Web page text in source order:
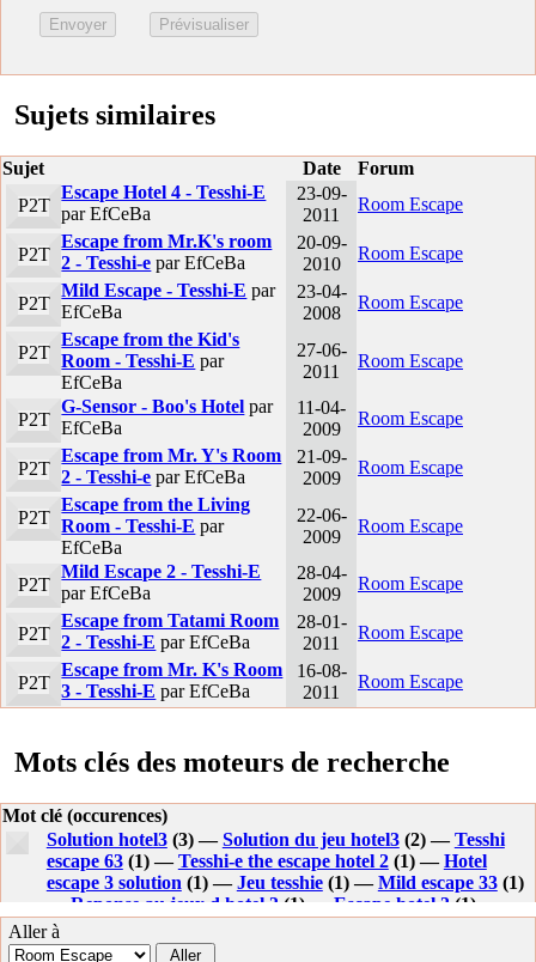
Sujets similaires
Sujet Date
Forum
P2T
Escape Hotel 4 - Tesshi-E
par EfCeBa
23-09-
2011
Room Escape
P2T
Escape from Mr.K's room
2 - Tesshi-e par EfCeBa
20-09-
2010
Room Escape
P2T
Mild Escape - Tesshi-E par
EfCeBa
23-04-
2008
Room Escape
P2T
Escape from the Kid's
Room - Tesshi-E par
EfCeBa
27-06-
2011
Room Escape
P2T
G-Sensor - Boo's Hotel par
EfCeBa
11-04-
2009
Room Escape
P2T
Escape from Mr. Y's Room
2 - Tesshi-e par EfCeBa
21-09-
2009
Room Escape
P2T
Escape from the Living
Room - Tesshi-E par
EfCeBa
22-06-
2009
Room Escape
P2T
Mild Escape 2 - Tesshi-E
par EfCeBa
28-04-
2009
Room Escape
P2T
Escape from Tatami Room
2 - Tesshi-E par EfCeBa
28-01-
2011
Room Escape
P2T
Escape from Mr. K's Room
3 - Tesshi-E par EfCeBa
16-08-
2011
Room Escape
Mots clés des moteurs de recherche
Mot clé (occurences)
Solution hotel3(3) —Solution du jeu hotel3(2) —Tesshi
escape 63(1) —Tesshi-e the escape hotel 2(1) —Hotel
escape 3 solution (1) —Jeu tesshie(1) —Mild escape 33(1)
Reponse au jeux d hotel 3 (1) — Escape hotel 3 (1) —
Tesshie the escape hotel3
escape from hotel 3 tesshie
Aller à